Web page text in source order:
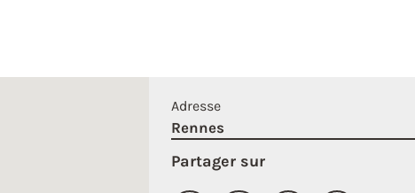
Adresse
Rennes
Partager sur